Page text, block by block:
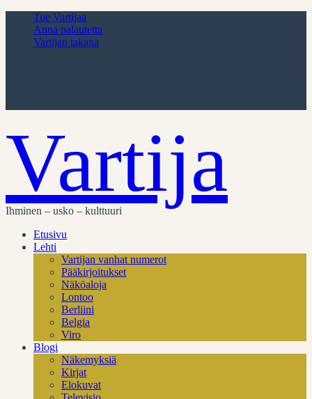
Tue Vartijaa
Anna palautetta
Vartijan takana
Vartija
Ihminen – usko – kulttuuri
Etusivu
Lehti
Vartijan vanhat numerot
Pääkirjoitukset
Näköaloja
Lontoo
Berliini
Belgia
Viro
Blogi
Näkemyksiä
Kirjat
Elokuvat